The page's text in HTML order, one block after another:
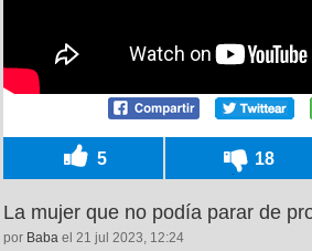
5 18
La mujer que no podía parar de
por Baba el 21 jul 2023, 12:24